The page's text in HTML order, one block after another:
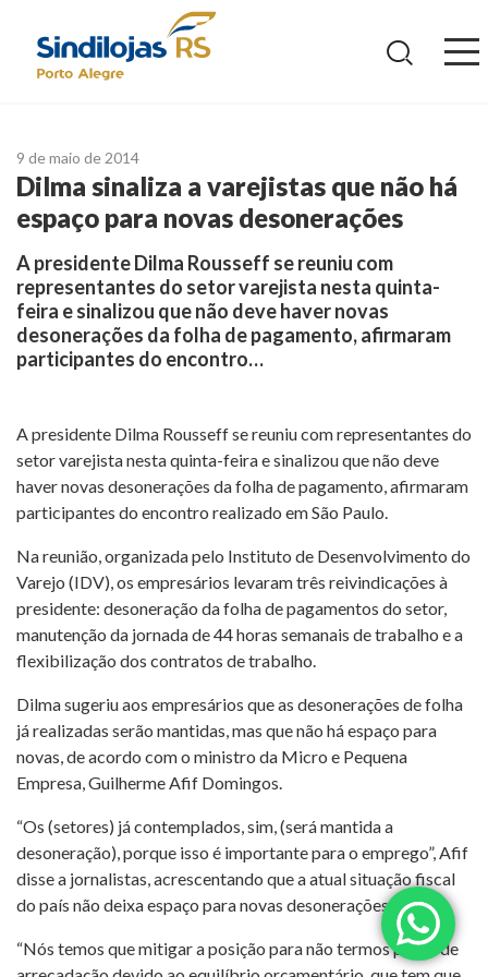
9 de maio de 2014
Dilma sinaliza a varejistas que não há
espaço para novas desonerações
A presidente Dilma Rousseff se reuniu com
representantes do setor varejista nesta quinta-
feira e sinalizou que não deve haver novas
desonerações da folha de pagamento, afirmaram
participantes do encontro…
A presidente Dilma Rousseff se reuniu com representantes do
setor varejista nesta quinta-feira e sinalizou que não deve
haver novas desonerações da folha de pagamento, afirmaram
participantes do encontro realizado em São Paulo.
Na reunião, organizada pelo Instituto de Desenvolvimento do
Varejo (IDV), os empresários levaram três reivindicações à
presidente: desoneração da folha de pagamentos do setor,
manutenção da jornada de 44 horas semanais de trabalho e a
flexibilização dos contratos de trabalho.
Dilma sugeriu aos empresários que as desonerações de folha
já realizadas serão mantidas, mas que não há espaço para
novas, de acordo com o ministro da Micro e Pequena
Empresa, Guilherme Afif Domingos.
“Os (setores) já contemplados, sim, (será mantida a
desoneração), porque isso é importante para o emprego”, Afif
disse a jornalistas, acrescentando que a atual situação fiscal
do país não deixa espaço para novas desonerações.
“Nós temos que mitigar a posição para não termos perda de